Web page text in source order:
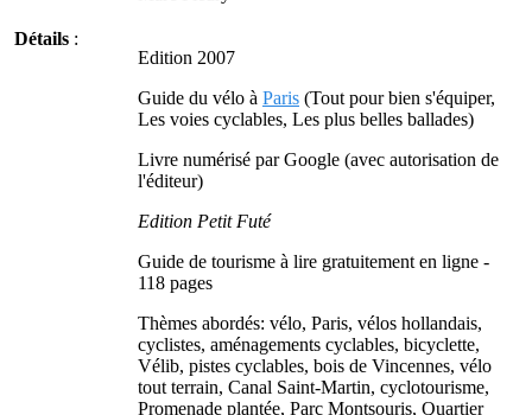
Détails :
Edition 2007
Guide du vélo à Paris (Tout pour bien s'équiper,
Les voies cyclables, Les plus belles ballades)
Livre numérisé par Google (avec autorisation de
l'éditeur)
Edition Petit Futé
Guide de tourisme à lire gratuitement en ligne -
118 pages
Thèmes abordés: vélo, Paris, vélos hollandais,
cyclistes, aménagements cyclables, bicyclette,
Vélib, pistes cyclables, bois de Vincennes, vélo
tout terrain, Canal Saint-Martin, cyclotourisme,
Promenade plantée, Parc Montsouris, Quartier